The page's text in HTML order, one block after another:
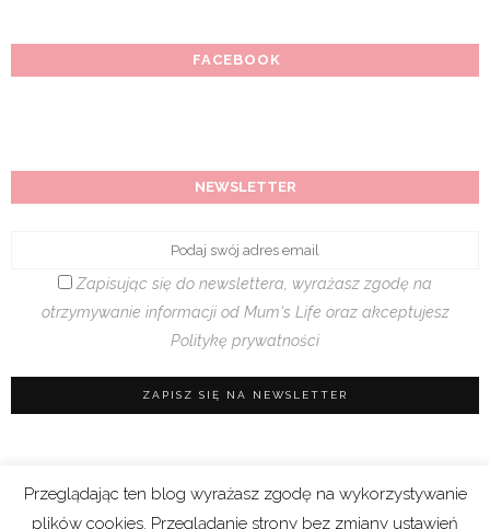
FACEBOOK
NEWSLETTER
Zapisując się do newslettera, wyrażasz zgodę na
otrzymywanie informacji od Mum's Life oraz akceptujesz
Politykę prywatności
Regulamin sklepu | Polityka prywatności (RODO)
Przeglądając ten blog wyrażasz zgodę na wykorzystywanie
plików cookies. Przeglądanie strony bez zmiany ustawień